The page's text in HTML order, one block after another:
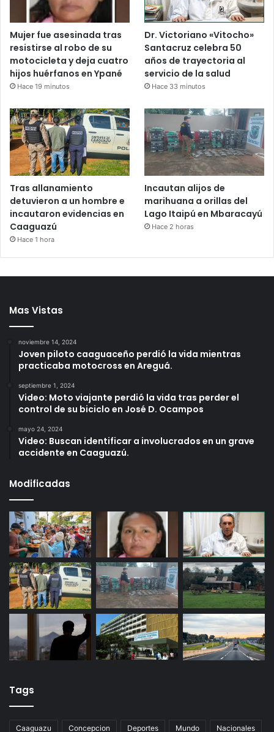
Mujer fue asesinada tras
resistirse al robo de su
motocicleta y deja cuatro
hijos huérfanos en Ypané
Hace 19 minutos
Dr. Victoriano «Vitocho»
Santacruz celebra 50
años de trayectoria al
servicio de la salud
Hace 33 minutos
Tras allanamiento
detuvieron a un hombre e
incautaron evidencias en
Caaguazú
Hace 1 hora
Incautan alijos de
marihuana a orillas del
Lago Itaipú en Mbaracayú
Hace 2 horas
Mas Vistas
noviembre 14, 2024
Joven piloto caaguaceño perdió la vida mientras
practicaba motocross en Areguá.
septiembre 1, 2024
Video: Moto viajante perdió la vida tras perder el
control de su biciclo en José D. Ocampos
mayo 24, 2024
Video: Buscan identificar a involucrados en un grave
accidente en Caaguazú.
Modificadas
Tags
Caaguazu Concepcion Deportes Mundo Nacionales